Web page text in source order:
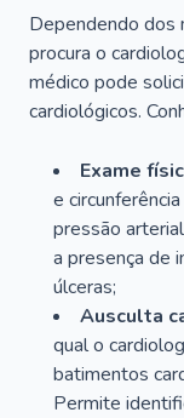
Dependendo dos
procura o
médico pode
cardiológicos.
Exame
e
pressão
a presença de
úlceras;
Ausculta
qual o
batimentos
Permite